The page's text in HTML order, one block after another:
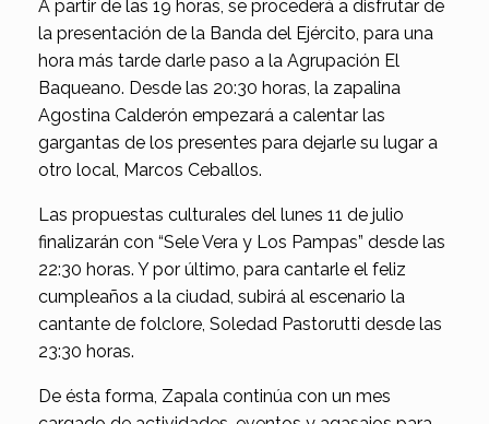
A partir de las 19 horas, se procederá a disfrutar de
la presentación de la Banda del Ejército, para una
hora más tarde darle paso a la Agrupación El
Baqueano. Desde las 20:30 horas, la zapalina
Agostina Calderón empezará a calentar las
gargantas de los presentes para dejarle su lugar a
otro local, Marcos Ceballos.
Las propuestas culturales del lunes 11 de julio
finalizarán con “Sele Vera y Los Pampas” desde las
22:30 horas. Y por último, para cantarle el feliz
cumpleaños a la ciudad, subirá al escenario la
cantante de folclore, Soledad Pastorutti desde las
23:30 horas.
De ésta forma, Zapala continúa con un mes